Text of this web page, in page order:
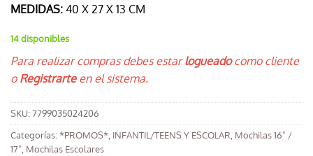
MEDIDAS: 40 X 27 X 13 CM
14 disponibles
Para realizar compras debes estarlogueadocomo cliente
oRegistrarteen el sistema.
SKU:7799035024206
Categorías:*PROMOS* INFANTIL/TEENS Y ESCOLAR Mochilas 16" /
17" Mochilas Escolares